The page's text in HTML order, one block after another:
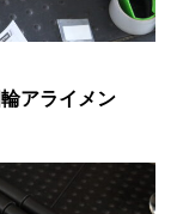
アライメン